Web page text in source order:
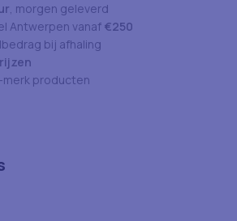
, morgen geleverd
Antwerpen vanaf €250
bij afhaling
merk producten